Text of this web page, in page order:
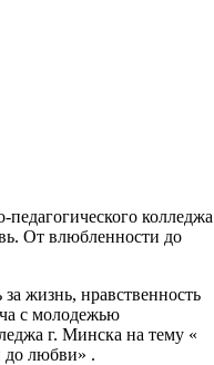
колледжа
От влюбленности до
жизнь, нравственность
с молодежью
г. Минска на тему «
до любви» .